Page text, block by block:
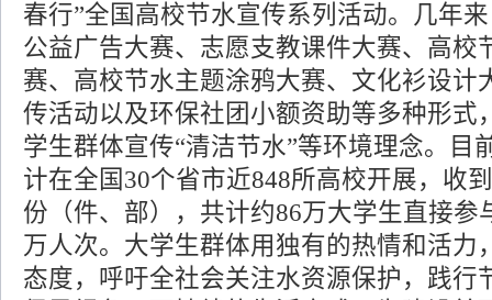
春行”全国高校节水宣传系列活动。几年
公益广告大赛、志愿支教课件大赛、高校
赛、高校节水主题涂鸦大赛、文化衫设计
传活动以及环保社团小额资助等多种形式
学生群体宣传“清洁节水”等环境理念。目
计在全国30个省市近848所高校开展，收
份（件、部），共计约86万大学生直接参
万人次。大学生群体用独有的热情和活力
态度，呼吁全社会关注水资源保护，践行